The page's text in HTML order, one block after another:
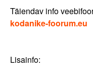
Täiendav info
kodanike-foorum.eu
Lisainfo: